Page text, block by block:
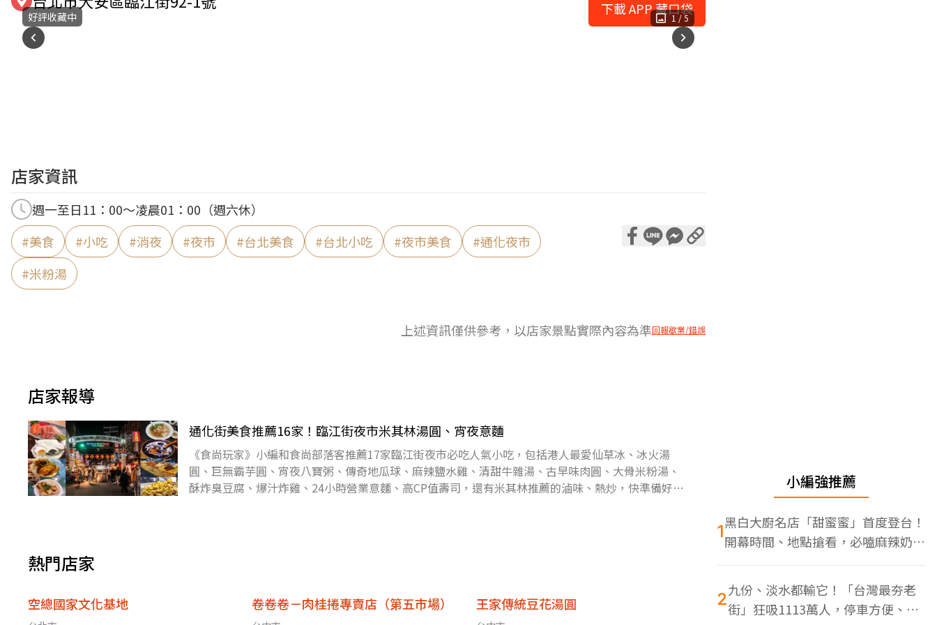
1/5
好評收藏中
店家資訊
週一至日11：00～凌晨01：00（週六休）
#美食 #小吃 #消夜 #夜市 #台北美食 #台北小吃 #夜市美食 #通化夜市
#米粉湯
下載 APP 藏口袋
上述資訊僅供參考，以店家景點實際內容為準回報歇業/錯誤
店家報導
通化街美食推薦16家！臨江街夜市米其林湯圓、宵夜意麵
《食尚玩家》小編和食尚部落客推薦17家臨江街夜市必吃人氣小吃，包括港人最愛仙草冰、冰火湯
圓、巨無霸芋圓、宵夜八寶粥、傳奇地瓜球、麻辣鹽水雞、清甜牛雜湯、古早味肉圓、大骨米粉湯、
酥炸臭豆腐、爆汁炸雞、24小時營業意麵、高CP值壽司，還有米其林推薦的滷味、熱炒，快準備好胃
熱門店家
空總國家文化基地 卷卷卷－肉桂捲專賣店（第五市場） 王家傳統豆花湯圓
小編強推薦
1黑白大廚名店「甜蜜蜜」首度登台！
開幕時間、地點搶看，必嗑麻辣奶油
蝦
2九份、淡水都輸它！「台灣最夯老
街」狂吸1113萬人，停車方便、特